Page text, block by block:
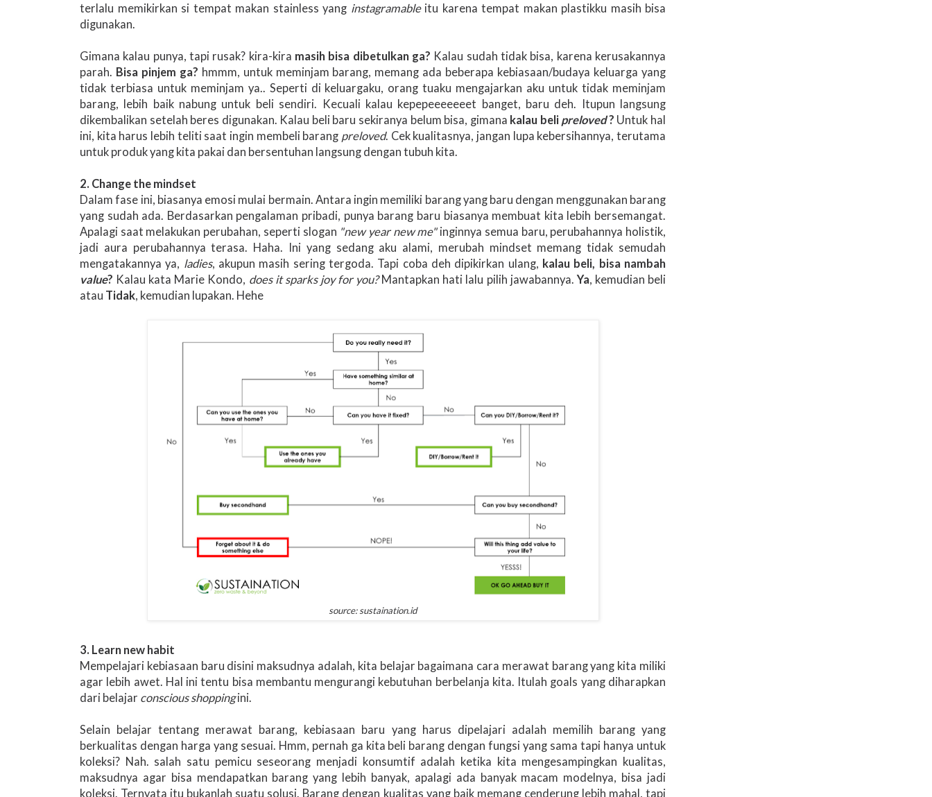
terlalu memikirkan si tempat makan stainless yang instagramable itu karena tempat makan plastikku masih bisa
digunakan.
Gimana kalau punya, tapi rusak? kira-kira masih bisa dibetulkan ga? Kalau sudah tidak bisa, karena kerusakannya
parah. Bisa pinjem ga? hmmm, untuk meminjam barang, memang ada beberapa kebiasaan/budaya keluarga yang
tidak terbiasa untuk meminjam ya.. Seperti di keluargaku, orang tuaku mengajarkan aku untuk tidak meminjam
barang, lebih baik nabung untuk beli sendiri. Kecuali kalau kepepeeeeeeet banget, baru deh. Itupun langsung
dikembalikan setelah beres digunakan. Kalau beli baru sekiranya belum bisa, gimana kalau beli preloved? Untuk hal
ini, kita harus lebih teliti saat ingin membeli barang preloved. Cek kualitasnya, jangan lupa kebersihannya, terutama
untuk produk yang kita pakai dan bersentuhan langsung dengan tubuh kita.
2. Change the mindset
Dalam fase ini, biasanya emosi mulai bermain. Antara ingin memiliki barang yang baru dengan menggunakan barang
yang sudah ada. Berdasarkan pengalaman pribadi, punya barang baru biasanya membuat kita lebih bersemangat.
Apalagi saat melakukan perubahan, seperti slogan "new year new me" inginnya semua baru, perubahannya holistik,
jadi aura perubahannya terasa. Haha. Ini yang sedang aku alami, merubah mindset memang tidak semudah
mengatakannya ya, ladies, akupun masih sering tergoda. Tapi coba deh dipikirkan ulang, kalau beli, bisa nambah
value? Kalau kata Marie Kondo, does it sparks joy for you?Mantapkan hati lalu pilih jawabannya.Ya, kemudian beli
atau Tidak, kemudian lupakan. Hehe
source: sustaination.id
3. Learn new habit
Mempelajari kebiasaan baru disini maksudnya adalah, kita belajar bagaimana cara merawat barang yang kita miliki
agar lebih awet. Hal ini tentu bisa membantu mengurangi kebutuhan berbelanja kita. Itulah goals yang diharapkan
dari belajar conscious shoppingini.
Selain belajar tentang merawat barang, kebiasaan baru yang harus dipelajari adalah memilih barang yang
berkualitas dengan harga yang sesuai. Hmm, pernah ga kita beli barang dengan fungsi yang sama tapi hanya untuk
koleksi? Nah. salah satu pemicu seseorang menjadi konsumtif adalah ketika kita mengesampingkan kualitas,
maksudnya agar bisa mendapatkan barang yang lebih banyak, apalagi ada banyak macam modelnya, bisa jadi
koleksi. Ternyata itu bukanlah suatu solusi. Barang dengan kualitas yang baik memang cenderung lebih mahal, tapi